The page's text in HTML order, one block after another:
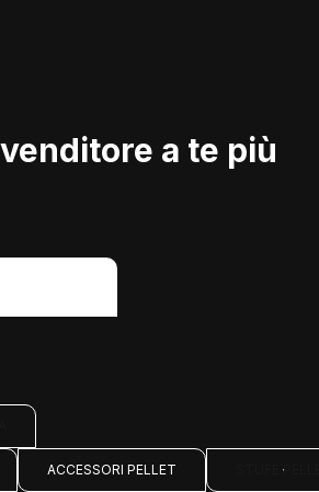
a te più
ACCESSORI PELLET STUFE